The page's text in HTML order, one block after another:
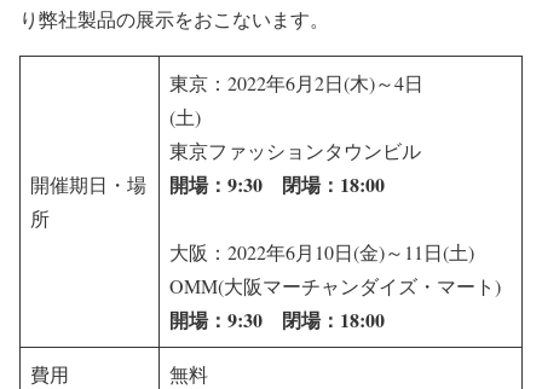
り弊社製品の展示をおこないます。
開催期日・場
所
東京：2022年6月2日(木)～4日
(土)
東京ファッションタウンビル
開場：9:30 閉場：18:00
大阪：2022年6月10日(金)～11日(土)
OMM(大阪マーチャンダイズ・マート)
開場：9:30 閉場：18:00
費用 無料